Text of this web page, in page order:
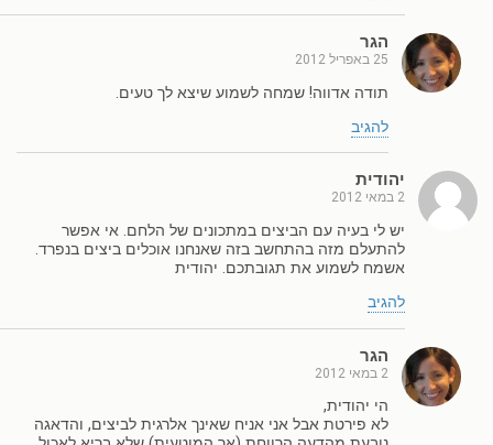
הגר
25 באפריל 2012
תודה אדווה! שמחה לשמוע שיצא לך טעים.
להגיב
יהודית
2 במאי 2012
יש לי בעיה עם הביצים במתכונים של הלחם. אי אפשר
להתעלם מזה בהתחשב בזה שאנחנו אוכלים ביצים בנפרד.
אשמח לשמוע את תגובתכם. יהודית
להגיב
הגר
2 במאי 2012
הי יהודית,
לא פירטת אבל אני אניח שאינך אלרגית לביצים, והדאגה